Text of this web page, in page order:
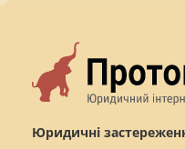
Юридичні